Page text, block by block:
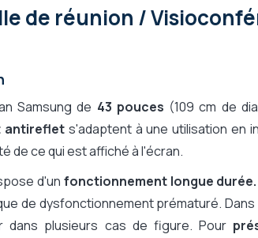
- UHD 4K
TV
(appli smartphone/tablette), Samsung
le Cloud, App installée sur votre
de réunion /
Samsung de 43 pouces (109 cm de
antireflet s'adaptent à une utilisation en
de ce qui est affiché à l'écran.
d'un fonctionnement longue durée.
de dysfonctionnement prématuré. Dans
dans plusieurs cas de figure. Pour